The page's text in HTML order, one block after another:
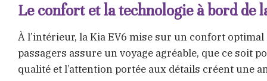
Le confort et la technologie à bord de
À l’intérieur, la Kia EV6 mise sur un confort
passagers assure un voyage agréable, que ce soit
qualité et l’attention portée aux détails créent une